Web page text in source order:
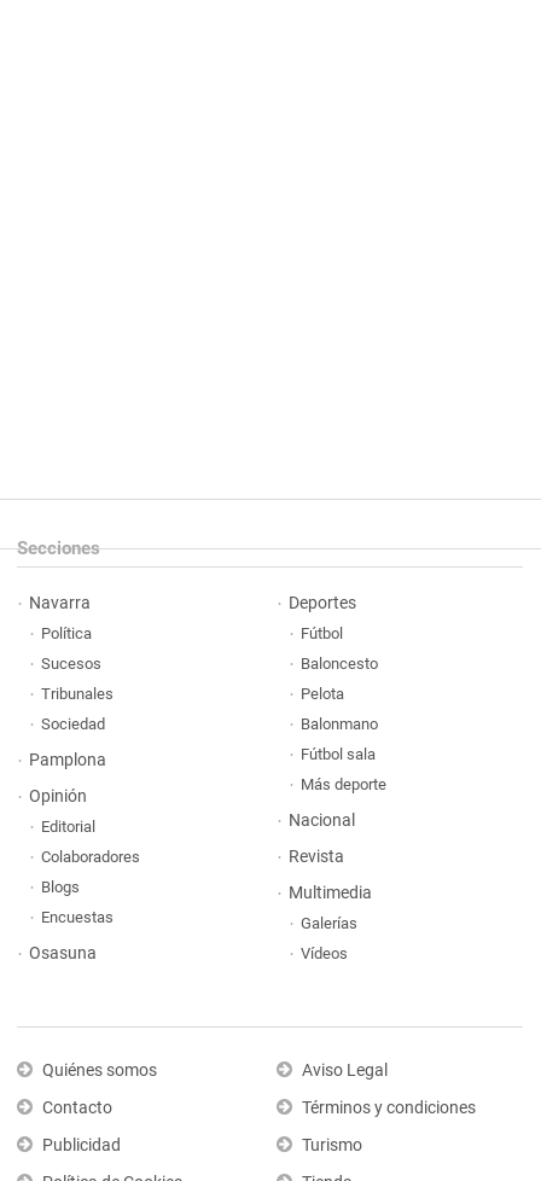
Secciones
Navarra
Política
Sucesos
Tribunales
Sociedad
Pamplona
Opinión
Editorial
Colaboradores
Blogs
Encuestas
Osasuna
Deportes
Fútbol
Baloncesto
Pelota
Balonmano
Fútbol sala
Más deporte
Nacional
Revista
Multimedia
Galerías
Vídeos
Quiénes somos
Contacto
Publicidad
Aviso Legal
Términos y condiciones
Turismo